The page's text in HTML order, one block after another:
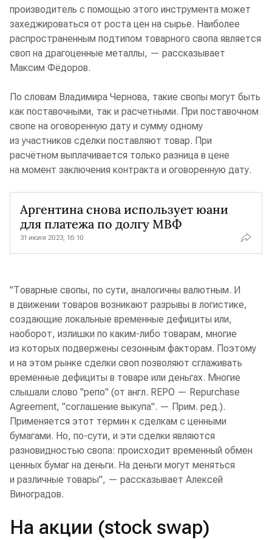
производитель с помощью этого инструмента может
захеджироваться от роста цен на сырье. Наиболее
распространенным подтипом товарного свопа является
своп на драгоценные металлы, — рассказывает
Максим Фёдоров.
По словам Владимира Чернова, такие свопы могут быть
как поставочными, так и расчетными. При поставочном
свопе на оговоренную дату и сумму одному
из участников сделки поставляют товар. При
расчётном выплачивается только разница в цене
на момент заключения контракта и оговоренную дату.
Аргентина снова использует юани
для платежа по долгу МВФ
31 июля 2023, 16:10
"Товарные свопы, по сути, аналогичны валютным. И
в движении товаров возникают разрывы в логистике,
создающие локальные временные дефициты или,
наоборот, излишки по каким-либо товарам, многие
из которых подвержены сезонным факторам. Поэтому
и на этом рынке сделки своп позволяют сглаживать
временные дефициты в товаре или деньгах. Многие
слышали слово "репо" (от англ. REPO — Repurchase
Agreement, "соглашение выкупа". — Прим. ред.).
Применяется этот термин к сделкам с ценными
бумагами. Но, по-сути, и эти сделки являются
разновидностью свопа: происходит временный обмен
ценных бумаг на деньги. На деньги могут меняться
и различные товары", — рассказывает Алексей
Виноградов.
На акции (stock swap)